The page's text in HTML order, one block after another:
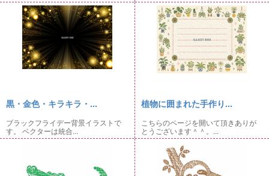
黒・金色・キラキラ・...
ブラックフライデー背景イラストで
す。 ベクターは統合...
植物に囲まれた手作り...
こちらのページを開いて頂きありが
とうございます＾＾。...